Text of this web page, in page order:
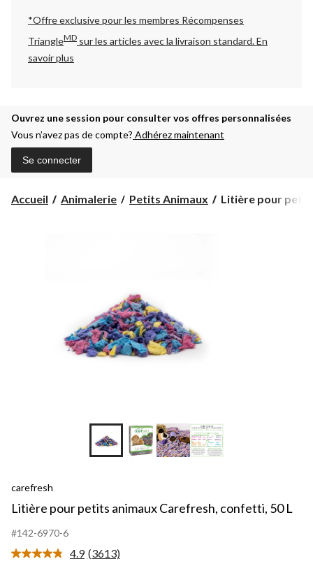
*Offre exclusive pour les membres Récompenses
TriangleMD sur les articles avec la livraison standard.En
savoir plus
Ouvrez une session pour consulter vos offres personnalisées
Vous n’avez pas de compte? Adhérez maintenant
Se connecter
Accueil Animalerie Petits Animaux
Litière
Litière pour
+3
carefresh
Litière pour petits animaux Carefresh, confetti, 50 L
#142-6970-6
4.9 Lire
(3613)